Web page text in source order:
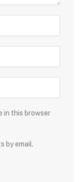
in this browser
by email.